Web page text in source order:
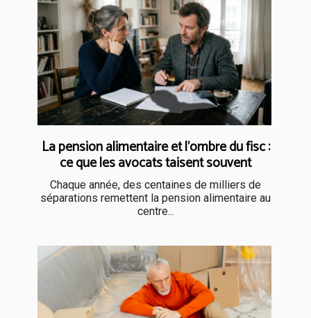
La pension alimentaire et l’ombre du fisc :
ce que les avocats taisent souvent
Chaque année, des centaines de milliers de
séparations remettent la pension alimentaire au
centre...